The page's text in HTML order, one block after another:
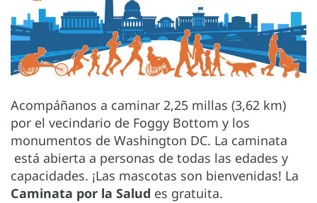
Acompáñanos a caminar 2,25 millas (3,62 km)
por el vecindario de Foggy Bottom y los
monumentos de Washington DC. La caminata
está abierta a personas de todas las edades y
capacidades. ¡Las mascotas son bienvenidas! La
Caminata por la Salud es gratuita.